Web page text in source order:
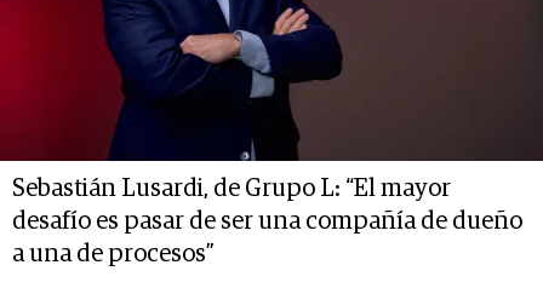
Sebastián Lusardi, de Grupo L: “El mayor
desafío es pasar de ser una compañía de dueño
a una de procesos”